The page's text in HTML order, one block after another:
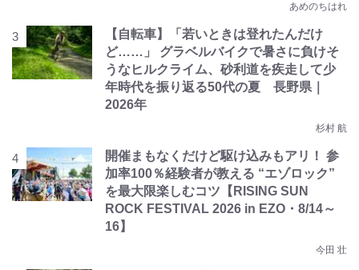
あめのちはれ
【自転車】「若いときは登れたんだけ
ど……」 グラベルバイクで暑さに負けそ
うなヒルクライム、砂利道を疾走して少
年時代を振り返る50代の夏 長野県｜
2026年
杉村 航
開催まもなくだけど駆け込みもアリ！ 参
加率100％経験者が教える “エゾロック”
を最大限楽しむコツ【RISING SUN
ROCK FESTIVAL 2026 in EZO・8/14～
16】
今田 壮